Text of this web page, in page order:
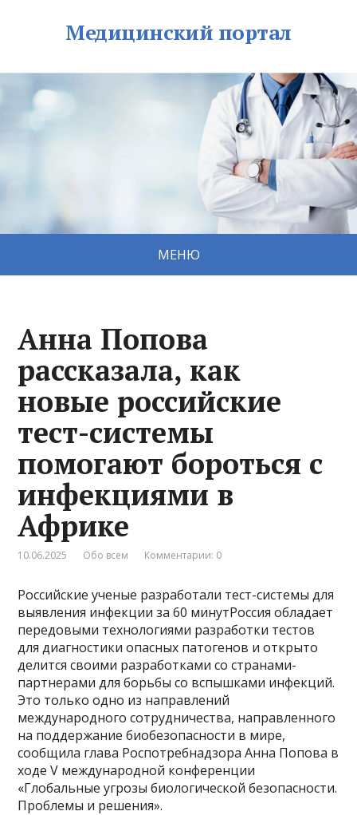
Медицинский портал
МЕНЮ
Анна Попова
рассказала, как
новые российские
тест-системы
помогают бороться с
инфекциями в
Африке
10.06.2025 Обо всем Комментарии: 0
Российские ученые разработали тест-системы для
выявления инфекции за 60 минутРоссия обладает
передовыми технологиями разработки тестов
для диагностики опасных патогенов и открыто
делится своими разработками со странами-
партнерами для борьбы со вспышками инфекций.
Это только одно из направлений
международного сотрудничества, направленного
на поддержание биобезопасности в мире,
сообщила глава Роспотребнадзора Анна Попова в
ходе V международной конференции
«Глобальные угрозы биологической безопасности.
Проблемы и решения».